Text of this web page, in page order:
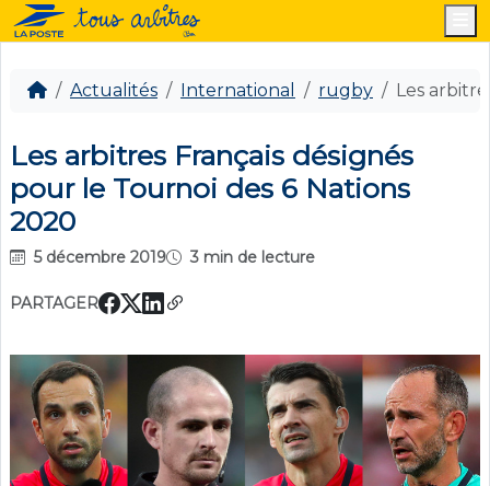
Actualités International rugby Les
Les arbitres Français désignés
pour le Tournoi des 6 Nations
2020
5 décembre 2019 3 min de lecture
PARTAGER